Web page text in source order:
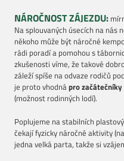
NÁROČNOST ZÁJEZDU:
Na splouvaných úsecích na nás
někoho může být náročné
rádi poradí a pomohou s
zkušenosti víme, že takové
záleží spíše na odvaze rodičů
je proto vhodnápro
(možnost rodinných lodí).
Poplujeme na stabilních
čekají fyzicky náročné aktivity
jedna velká parta, takže si